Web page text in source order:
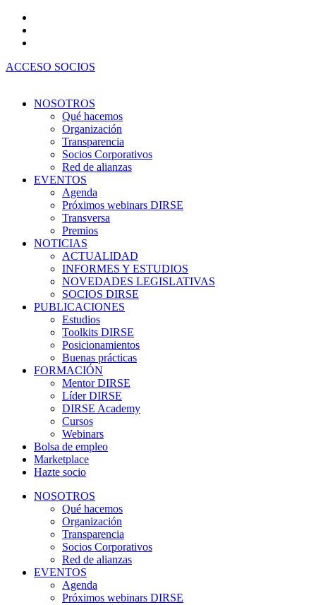
contenido
ACCESO SOCIOS
NOSOTROS
Qué hacemos
Organización
Transparencia
Socios Corporativos
Red de alianzas
EVENTOS
Agenda
Próximos webinars DIRSE
Transversa
Premios
NOTICIAS
ACTUALIDAD
INFORMES Y ESTUDIOS
NOVEDADES LEGISLATIVAS
SOCIOS DIRSE
PUBLICACIONES
Estudios
Toolkits DIRSE
Posicionamientos
Buenas prácticas
FORMACIÓN
Mentor DIRSE
Líder DIRSE
DIRSE Academy
Cursos
Webinars
Bolsa de empleo
Marketplace
Hazte socio
NOSOTROS
Qué hacemos
Organización
Transparencia
Socios Corporativos
Red de alianzas
EVENTOS
Agenda
Próximos webinars DIRSE